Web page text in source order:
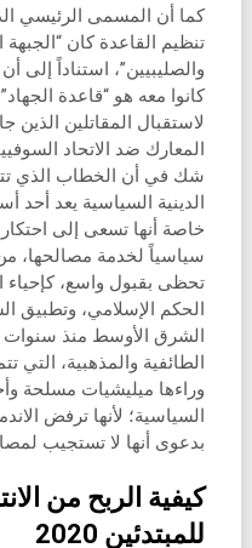
كما أن المسمى الرئيسي
تنظيم القاعدة كان “الجبهة
والصليبيين”، استناداً إلى
كانوا معه هو “قاعدة
لاستقبال المقاتلين
المعارك ضد الاتحاد
شك في أن الخطاب الذي
الدينية السياسية يعد أحد
خاصة أنها تسعى إلى
سياسياً لخدمة مصالحها،
تحظى بقبول واسع، كإحياء
الحكم الإسلامي، وتطبيق
الشرق الأوسط منذ سنوات
الطائفية والمذهبية، التي
وراءها ميليشيات مسلحة
السياسية؛ لأنها ترفض
بدعوى أنها لا تستجيب
للمبتدئين 2020